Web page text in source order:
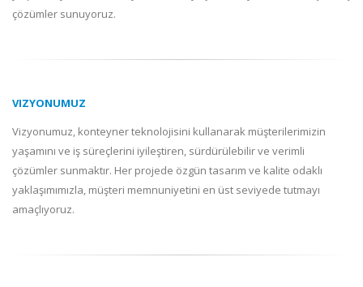
çözümler sunuyoruz.
VIZYONUMUZ
Vizyonumuz, konteyner teknolojisini kullanarak müşterilerimizin
yaşamını ve iş süreçlerini iyileştiren, sürdürülebilir ve verimli
çözümler sunmaktır. Her projede özgün tasarım ve kalite odaklı
yaklaşımımızla, müşteri memnuniyetini en üst seviyede tutmayı
amaçlıyoruz.